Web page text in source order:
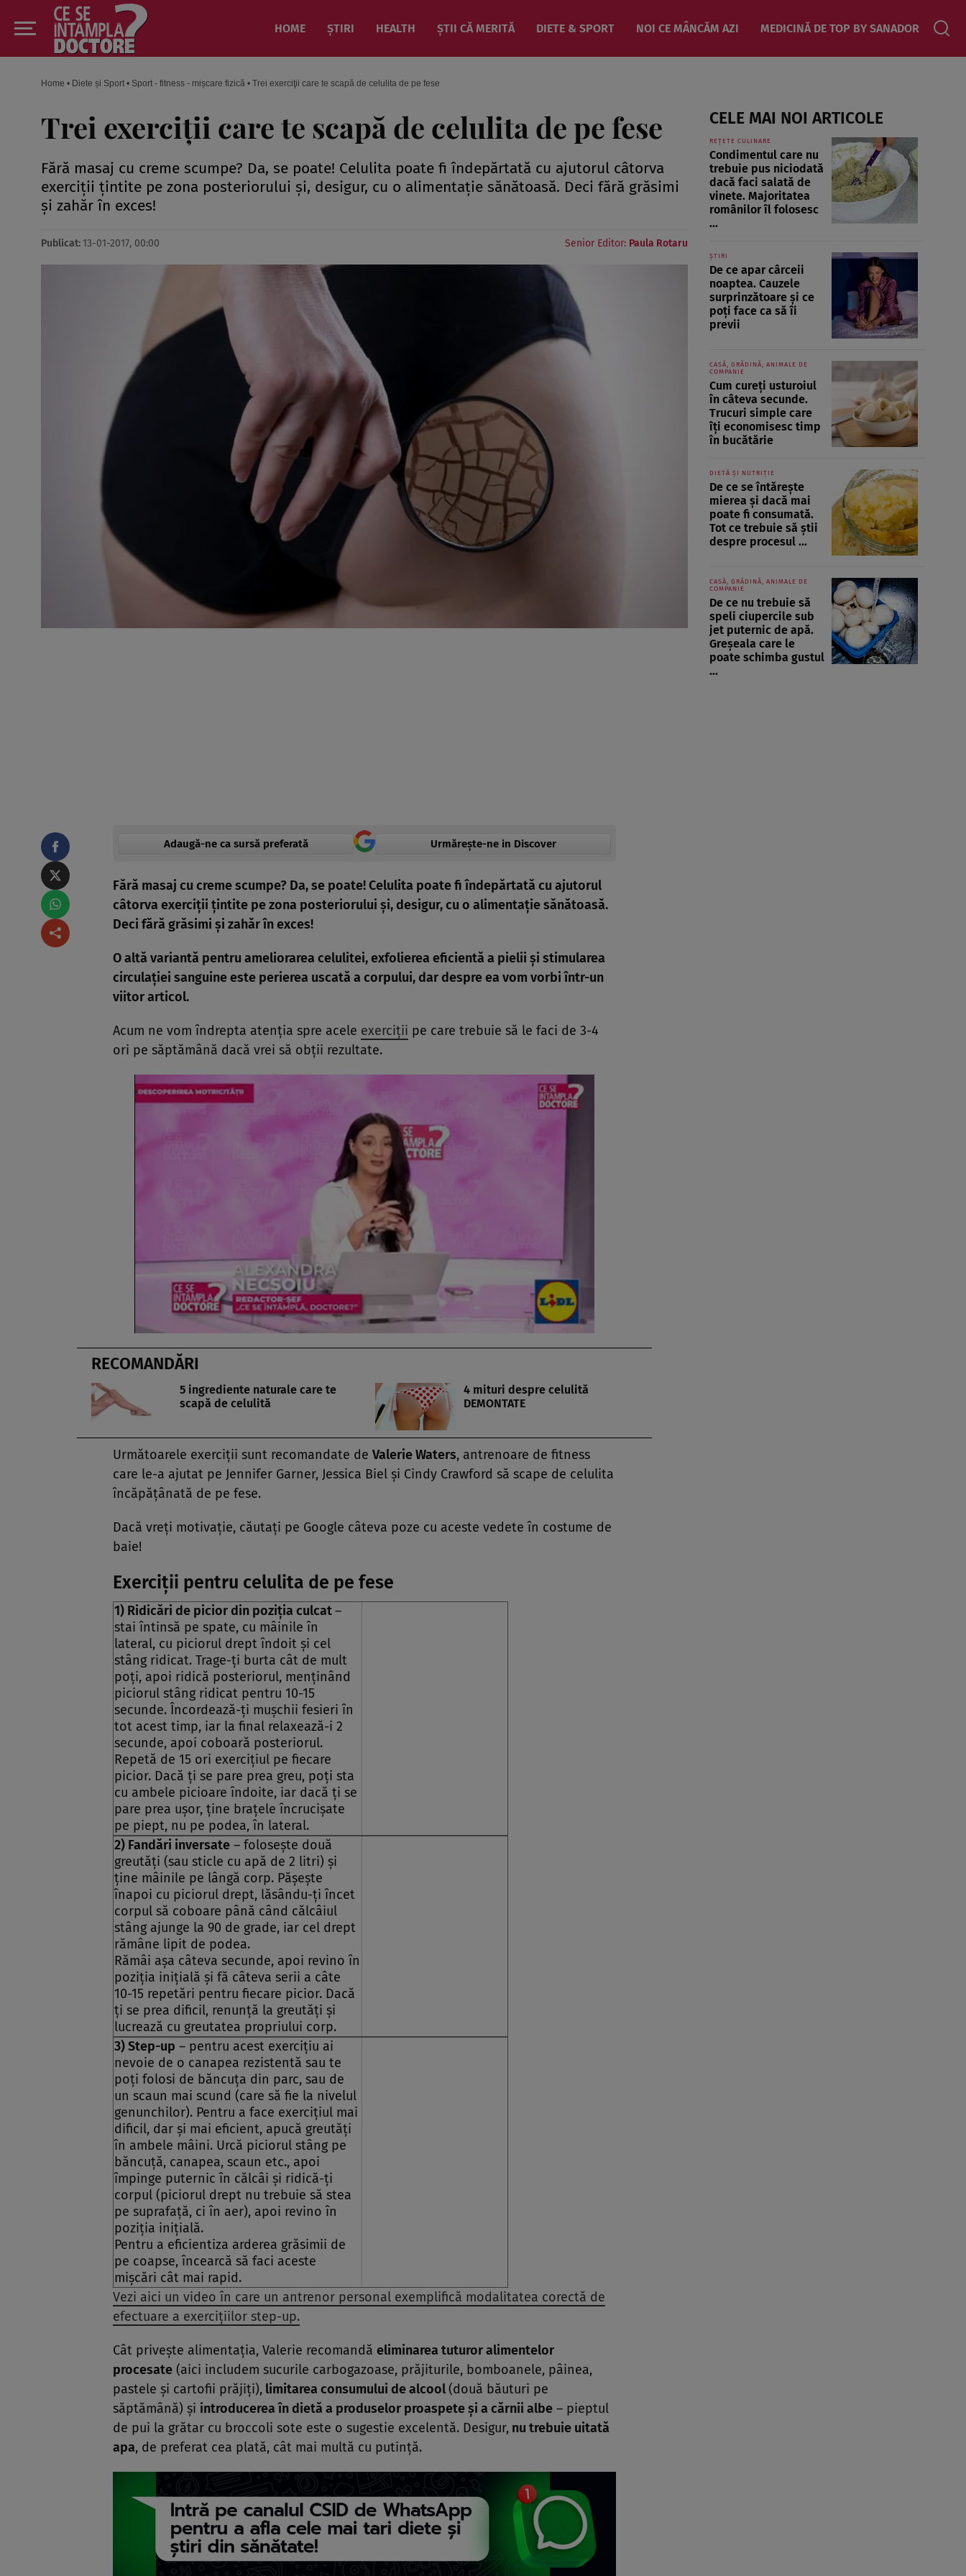
HOME ȘTIRI HEALTH ȘTII CĂ MERITĂ DIETE & SPORT NOI CE MÂNCĂM AZI MEDICINĂ DE TOP BY SANADOR
Home • Diete și Sport • Sport - fitness - mișcare fizică • Trei exerciţii care te scapă de celulita de pe fese
Trei exerciţii care te scapă de celulita de pe fese
Fără masaj cu creme scumpe? Da, se poate! Celulita poate fi îndepărtată cu ajutorul câtorva
exerciţii ţintite pe zona posteriorului şi, desigur, cu o alimentaţie sănătoasă. Deci fără grăsimi
şi zahăr în exces!
Publicat: 13-01-2017, 00:00 Senior Editor: Paula Rotaru
Adaugă-ne ca sursă preferată Urmărește-ne in Discover
Fără masaj cu creme scumpe? Da, se poate! Celulita poate fi îndepărtată cu ajutorul
câtorva exerciţii ţintite pe zona posteriorului şi, desigur, cu o alimentaţie sănătoasă.
Deci fără grăsimi şi zahăr în exces!
O altă variantă pentru ameliorarea celulitei, exfolierea eficientă a pielii şi stimularea
circulaţiei sanguine este perierea uscată a corpului, dar despre ea vom vorbi într-un
viitor articol.
Acum ne vom îndrepta atenţia spre acele exerciţii pe care trebuie să le faci de 3-4
ori pe săptămână dacă vrei să obţii rezultate.
RECOMANDĂRI
5 ingrediente naturale care te
scapă de celulită
4 mituri despre celulită
DEMONTATE
Următoarele exerciţii sunt recomandate de Valerie Waters, antrenoare de fitness
care le-a ajutat pe Jennifer Garner, Jessica Biel şi Cindy Crawford să scape de celulita
încăpăţânată de pe fese.
Dacă vreţi motivaţie, căutaţi pe Google câteva poze cu aceste vedete în costume de
baie!
Exerciţii pentru celulita de pe fese
1) Ridicări de picior din poziţia culcat–
stai întinsă pe spate, cu mâinile în
lateral, cu piciorul drept îndoit şi cel
stâng ridicat. Trage-ţi burta cât de mult
poţi, apoi ridică posteriorul, menţinând
piciorul stâng ridicat pentru 10-15
secunde. Încordează-ţi muşchii fesieri în
tot acest timp, iar la final relaxează-i 2
secunde, apoi coboară posteriorul.
Repetă de 15 ori exerciţiul pe fiecare
picior. Dacă ţi se pare prea greu, poţi sta
cu ambele picioare îndoite, iar dacă ţi se
pare prea uşor, ţine braţele încrucişate
pe piept, nu pe podea, în lateral.
2) Fandări inversate – foloseşte două
greutăţi (sau sticle cu apă de 2 litri) şi
ţine mâinile pe lângă corp. Păşeşte
înapoi cu piciorul drept, lăsându-ţi încet
corpul să coboare până când călcâiul
stâng ajunge la 90 de grade, iar cel drept
rămâne lipit de podea.
Rămâi aşa câteva secunde, apoi revino în
poziţia iniţială şi fă câteva serii a câte
10-15 repetări pentru fiecare picior. Dacă
ţi se prea dificil, renunţă la greutăţi şi
lucrează cu greutatea propriului corp.
3) Step-up – pentru acest exerciţiu ai
nevoie de o canapea rezistentă sau te
poţi folosi de băncuţa din parc, sau de
un scaun mai scund (care să fie la nivelul
genunchilor). Pentru a face exerciţiul mai
dificil, dar şi mai eficient, apucă greutăţi
în ambele mâini. Urcă piciorul stâng pe
băncuţă, canapea, scaun etc., apoi
împinge puternic în călcâi şi ridică-ţi
corpul (piciorul drept nu trebuie să stea
pe suprafaţă, ci în aer), apoi revino în
poziţia iniţială.
Pentru a eficientiza arderea grăsimii de
pe coapse, încearcă să faci aceste
mişcări cât mai rapid.
Vezi aici un video în care un antrenor personal exemplifică modalitatea corectă de
efectuare a exerciţiilor step-up.
Cât priveşte alimentaţia, Valerie recomandă eliminarea tuturor alimentelor
procesate (aici includem sucurile carbogazoase, prăjiturile, bomboanele, pâinea,
pastele şi cartofii prăjiţi), limitarea consumului de alcool(două băuturi pe
săptămână) şi introducerea în dietă a produselor proaspete şi a cărnii albe – pieptul
de pui la grătar cu broccoli sote este o sugestie excelentă. Desigur, nu trebuie uitată
apa, de preferat cea plată, cât mai multă cu putinţă.
CELE MAI NOI ARTICOLE
REȚETE CULINARE
Condimentul care nu
trebuie pus niciodată
dacă faci salată de
vinete. Majoritatea
românilor îl folosesc
...
ȘTIRI
De ce apar cârceii
noaptea. Cauzele
surprinzătoare și ce
poți face ca să îi
previi
CASĂ, GRĂDINĂ, ANIMALE DE
COMPANIE
Cum cureți usturoiul
în câteva secunde.
Trucuri simple care
îți economisesc timp
în bucătărie
DIETĂ ȘI NUTRIȚIE
De ce se întărește
mierea și dacă mai
poate fi consumată.
Tot ce trebuie să știi
despre procesul ...
CASĂ, GRĂDINĂ, ANIMALE DE
COMPANIE
De ce nu trebuie să
speli ciupercile sub
jet puternic de apă.
Greșeala care le
poate schimba gustul
...